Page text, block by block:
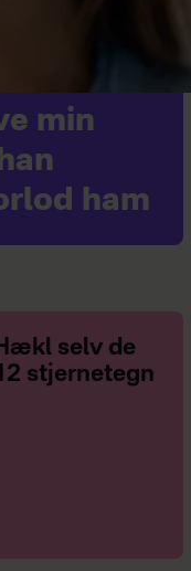
min
ham
selv de
stjernetegn